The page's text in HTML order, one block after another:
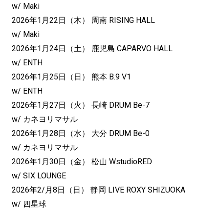
w/ Maki
2026年1月22日（木） 周南 RISING HALL
w/ Maki
2026年1月24日（土） 鹿児島 CAPARVO HALL
w/ ENTH
2026年1月25日（日） 熊本 B.9 V1
w/ ENTH
2026年1月27日（火） 長崎 DRUM Be-7
w/ カネヨリマサル
2026年1月28日（水） 大分 DRUM Be-0
w/ カネヨリマサル
2026年1月30日（金） 松山 WstudioRED
w/ SIX LOUNGE
2026年2/月8日（日） 静岡 LIVE ROXY SHIZUOKA
w/ 四星球